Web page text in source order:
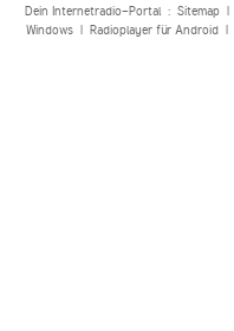
Dein Internetradio-Portal : Sitemap|
Windows| Radioplayer für Android|